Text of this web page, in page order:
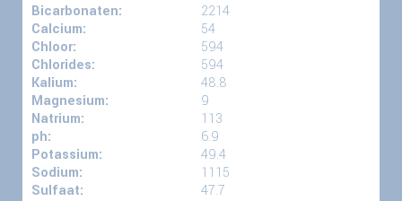
Bicarbonaten:
2214
Calcium:
54
Chloor:
594
Chlorides:
594
Kalium:
48.8
Magnesium:
9
Natrium:
113
ph:
6.9
Potassium:
49.4
Sodium:
1115
Sulfaat:
47.7